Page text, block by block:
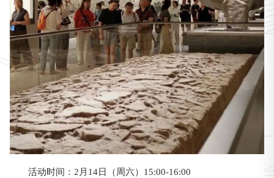
活动时间：2月14日（周六）15:00-16:00